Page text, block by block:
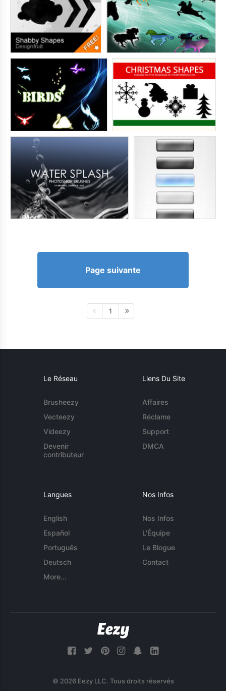
Page suivante
1
Le Réseau
Brusheezy
Vecteezy
Videezy
Devenir
contributeur
Liens Du Site
Affaires
Réclame
Support
DMCA
Langues
English
Español
Português
Deutsch
More...
Nos Infos
Nos Infos
L'Équipe
Le Blogue
Contact
© 2026 Eezy LLC. Tous droits réservés